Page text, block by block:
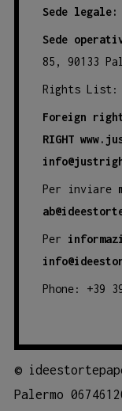
Sede legale:
Sede
85, 90133
Rights List:
Foreign
RIGHT
Per inviare
Per
Phone: +39
©
Palermo